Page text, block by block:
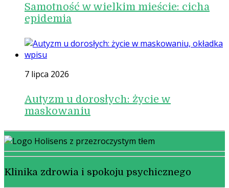
Samotność w wielkim mieście: cicha
epidemia
7 lipca 2026
Autyzm u dorosłych: życie w
maskowaniu
Klinika zdrowia i spokoju psychicznego